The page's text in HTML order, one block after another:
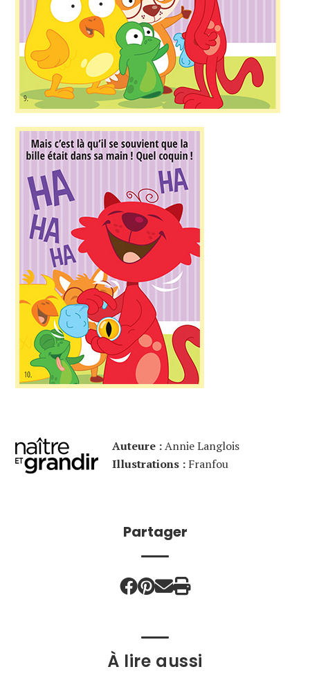
Auteure :Annie Langlois
Illustrations : Franfou
Partager
À lire aussi